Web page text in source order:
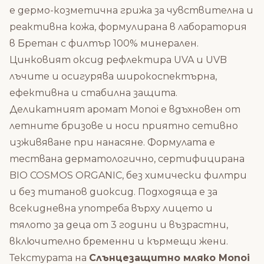
е дермо-козметична грижа за чувствителна и
реактивна кожа, формулирана в лаборатория
в Бретан с филтър 100% минерален.
Цинковият оксид рефлектира UVA и UVB
лъчите и осигурява широкоспектърна,
ефективна и стабилна защита.
Деликатният аромат Monoi е вдъхновен от
летните бризове и носи приятно сетивно
изживяване при нанасяне. Формулата е
тествана дерматологично, сертифицирана
BIO COSMOS ORGANIC, без химически филтри
и без титанов диоксид. Подходяща е за
всекидневна употреба върху лицето и
тялото за деца от 3 години и възрастни,
включително бременни и кърмещи жени.
Текстурата на Слънцезащитно мляко Monoi